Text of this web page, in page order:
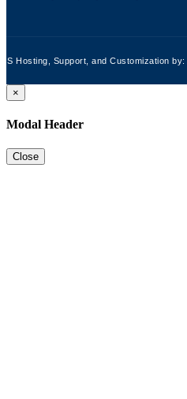
Hosting, Support, and Customization by:
×
Modal Header
Close